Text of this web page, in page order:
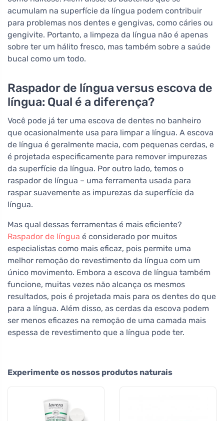
acumulam na superfície da língua podem contribuir
para problemas nos dentes e gengivas, como cáries ou
gengivite. Portanto, a limpeza da língua não é apenas
sobre ter um hálito fresco, mas também sobre a saúde
bucal como um todo.
Raspador de língua versus escova de
língua: Qual é a diferença?
Você pode já ter uma escova de dentes no banheiro
que ocasionalmente usa para limpar a língua. A escova
de língua é geralmente macia, com pequenas cerdas, e
é projetada especificamente para remover impurezas
da superfície da língua. Por outro lado, temos o
raspador de língua – uma ferramenta usada para
raspar suavemente as impurezas da superfície da
língua.
Mas qual dessas ferramentas é mais eficiente?
Raspador de língua é considerado por muitos
especialistas como mais eficaz, pois permite uma
melhor remoção do revestimento da língua com um
único movimento. Embora a escova de língua também
funcione, muitas vezes não alcança os mesmos
resultados, pois é projetada mais para os dentes do que
para a língua. Além disso, as cerdas da escova podem
ser menos eficazes na remoção de uma camada mais
espessa de revestimento que a língua pode ter.
Experimente os nossos produtos naturais